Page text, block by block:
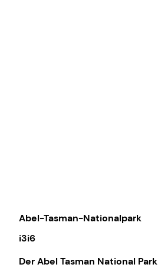
Abel-Tasman-Nationalpark
i3i6
DerAbel Tasman National Park